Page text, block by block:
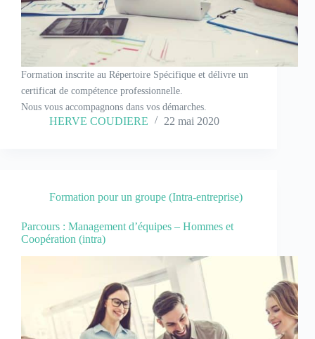
Formation inscrite au Répertoire Spécifique et délivre un
certificat de compétence professionnelle.
Nous vous accompagnons dans vos démarches.
HERVE COUDIERE 22 mai 2020
Formation pour un groupe (Intra-entreprise)
Parcours : Management d’équipes – Hommes et
Coopération (intra)